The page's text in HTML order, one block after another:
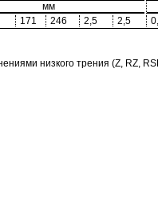
мм
171 246 2,5 2,5
низкого трения (Z, RZ,